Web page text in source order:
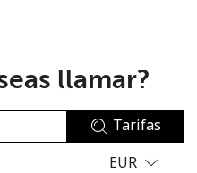
llamar?
Tarifas
EUR